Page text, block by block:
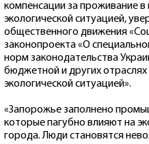
компенсации за проживание
экологической ситуацией,
общественного движения
законопроекта «О
норм законодательства
бюджетной и других
экологической ситуацией».
«Запорожье заполнено
которые пагубно влияют на
города. Люди становятся